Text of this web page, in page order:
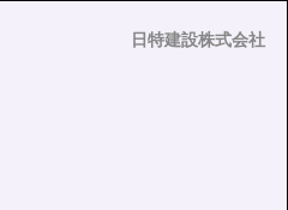
日特建設株式会社
日特建設株式会社